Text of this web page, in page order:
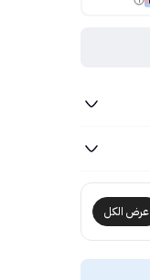
عرض الكل